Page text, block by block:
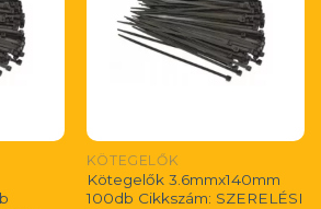
KÖTEGELŐK
Kötegelők 3.6mmx140mm
100db Cikkszám: SZERELÉSI